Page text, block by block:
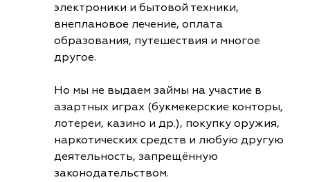
электроники и бытовой техники,
внеплановое лечение, оплата
образования, путешествия и многое
другое.
Но мы не выдаем займы на участие в
азартных играх (букмекерские конторы,
лотереи, казино и др.), покупку оружия,
наркотических средств и любую другую
деятельность, запрещённую
законодательством.